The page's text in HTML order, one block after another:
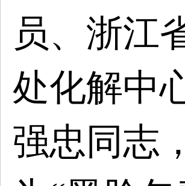
员、 浙江
处化解中
强忠同志